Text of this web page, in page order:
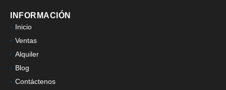
INFORMACIÓN
Inicio
Ventas
Alquiler
Blog
Contáctenos